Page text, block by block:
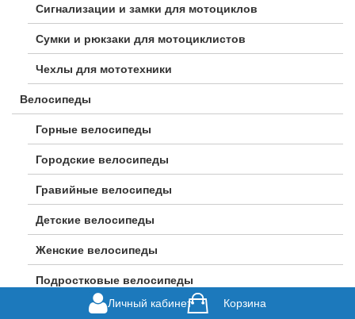
Сигнализации и замки для мотоциклов
Сумки и рюкзаки для мотоциклистов
Чехлы для мототехники
Велосипеды
Горные велосипеды
Городские велосипеды
Гравийные велосипеды
Детские велосипеды
Женские велосипеды
Подростковые велосипеды
Шоссейные велосипеды
Личный кабинет Корзина